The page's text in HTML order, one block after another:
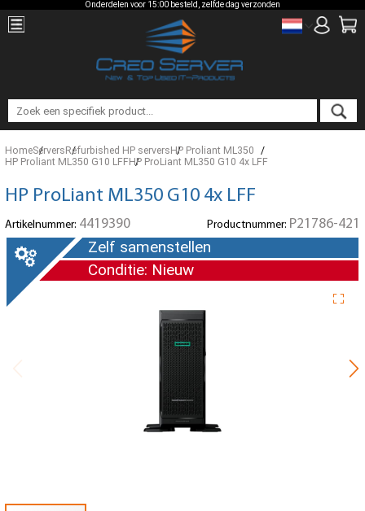
Onderdelen voor 15:00 besteld, zelfde dag verzonden
HomeServersRefurbished HP serversHP Proliant ML350
HP Proliant ML350 G10 LFFHP ProLiant ML350 G10 4x LFF
HP ProLiant ML350 G10 4x LFF
Artikelnummer: 4419390 Productnummer: P21786-421
Zelf samenstellen
Conditie: Nieuw